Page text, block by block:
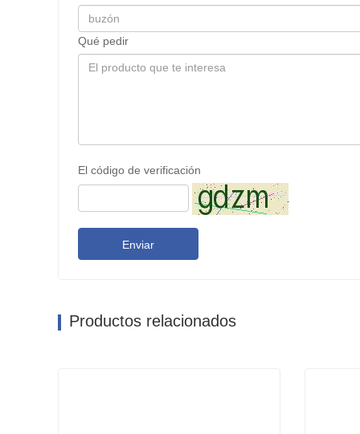
Qué pedir
El código de verificación
Enviar
Productos relacionados